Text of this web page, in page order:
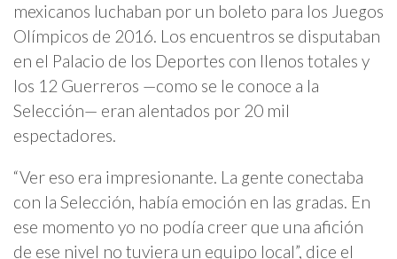
mexicanos luchaban por un boleto para los Juegos
Olímpicos de 2016. Los encuentros se disputaban
en el Palacio de los Deportes con llenos totales y
los 12 Guerreros —como se le conoce a la
Selección— eran alentados por 20 mil
espectadores.
“Ver eso era impresionante. La gente conectaba
con la Selección, había emoción en las gradas. En
ese momento yo no podía creer que una afición
de ese nivel no tuviera un equipo local”, dice el